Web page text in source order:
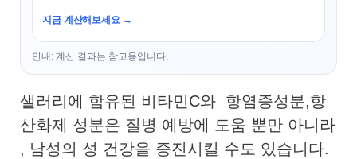
지금 계산해보세요 →
안내: 계산 결과는 참고용입니다.
샐러리에 함유된 비타민C와 항염증성분,항
산화제 성분은 질병 예방에 도움 뿐만 아니라
, 남성의 성 건강을 증진시킬 수도 있습니다.